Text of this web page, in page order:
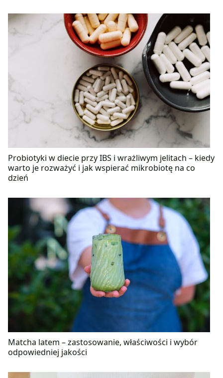
Probiotyki w diecie przy IBS i wrażliwym jelitach – kiedy
warto je rozważyć i jak wspierać mikrobiotę na co
dzień
Matcha latem – zastosowanie, właściwości i wybór
odpowiedniej jakości